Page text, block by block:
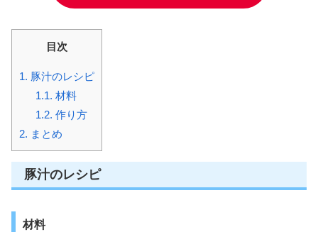
目次
1. 豚汁のレシピ
1.1. 材料
1.2. 作り方
2. まとめ
豚汁のレシピ
材料